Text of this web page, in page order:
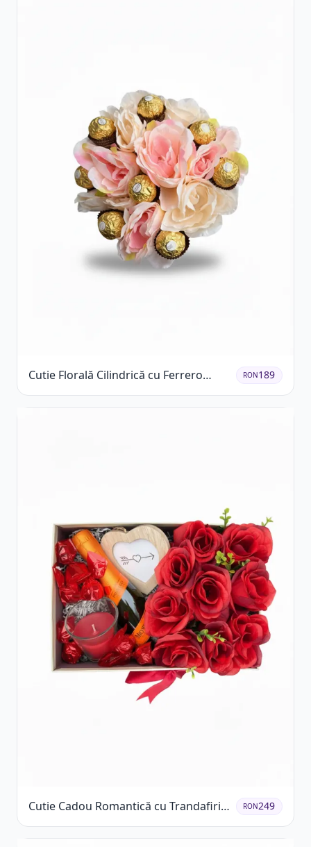
Cutie Florală Cilindrică cu Ferrero
Rocher și Trandafiri Pastel
RON189
Cutie Cadou Romantică cu Trandafiri
Șampanie și Lumânare
RON249